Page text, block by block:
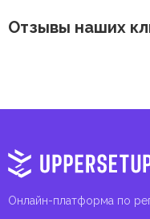
Отзывы наших
Онлайн-платформа по